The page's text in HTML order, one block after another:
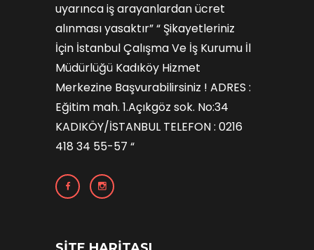
uyarınca iş arayanlardan ücret
alınması yasaktır” “ Şikayetleriniz
İçin İstanbul Çalışma Ve İş Kurumu İl
Müdürlüğü Kadıköy Hizmet
Merkezine Başvurabilirsiniz ! ADRES :
Eğitim mah. 1.Açıkgöz sok. No:34
KADIKÖY/İSTANBUL TELEFON : 0216
418 34 55-57 “